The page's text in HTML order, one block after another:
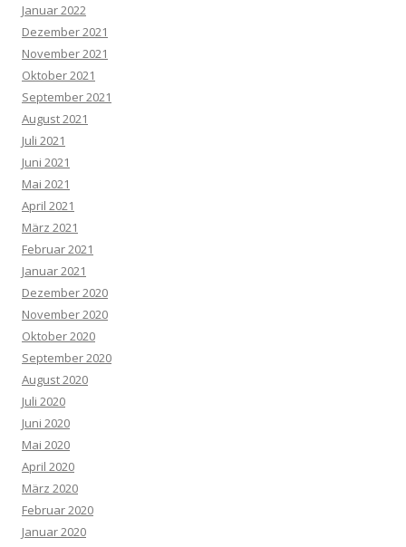
Januar 2022
Dezember 2021
November 2021
Oktober 2021
September 2021
August 2021
Juli 2021
Juni 2021
Mai 2021
April 2021
März 2021
Februar 2021
Januar 2021
Dezember 2020
November 2020
Oktober 2020
September 2020
August 2020
Juli 2020
Juni 2020
Mai 2020
April 2020
März 2020
Februar 2020
Januar 2020